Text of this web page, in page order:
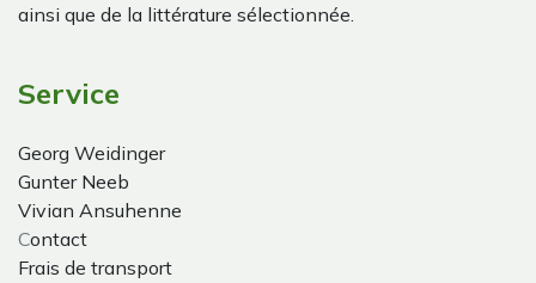
ainsi que de la littérature sélectionnée.
Service
Georg Weidinger
Gunter Neeb
Vivian Ansuhenne
Contact
Frais de transport